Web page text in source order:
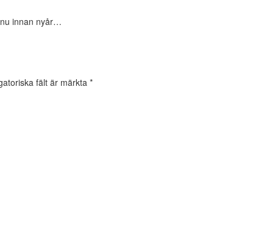
nu innan nyår…
fält är märkta *